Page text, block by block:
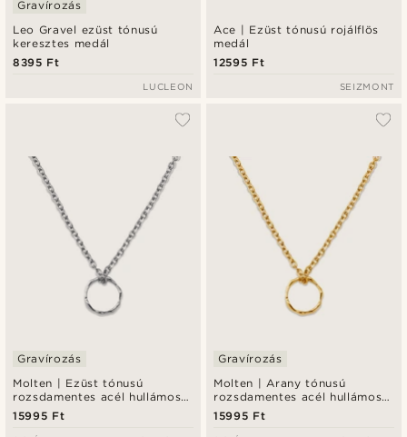
Leo Gravel ezüst tónusú
keresztes medál
Gravírozás
8395 Ft
LUCLEON
Ace | Ezüst tónusú rojálflös
medál
12595 Ft
SEIZMONT
Molten | Ezüst tónusú
rozsdamentes acél hullámos
gyűrű medál nyaklánc 4 mm
Gravírozás
15995 Ft
Molten | Arany tónusú
rozsdamentes acél hullámos
gyűrű medál nyaklánc 4 mm
Gravírozás
15995 Ft